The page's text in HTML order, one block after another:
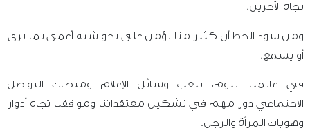
تجاه الأخرين.
ومن سوء الحظ أن كثير منا يؤمن على نحو شبه أعمى بما يرى
أو يسمع.
في عالمنا اليوم، تلعب وسائل الإعلام ومنصات التواصل
الاجتماعي دور مهم في تشكيل معتقداتنا ومواقفنا تجاه أدوار
وهويات المرأة والرجل.